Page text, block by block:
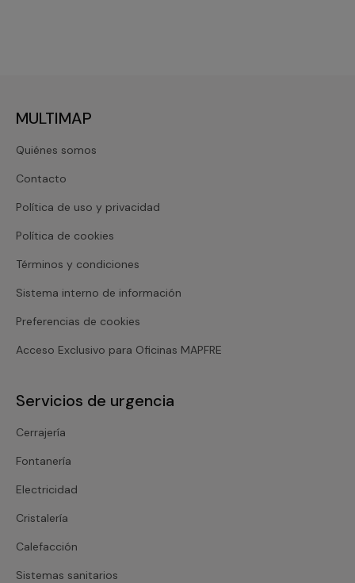
MULTIMAP
Quiénes somos
Contacto
Política de uso y privacidad
Política de cookies
Términos y condiciones
Sistema interno de información
Preferencias de cookies
Acceso Exclusivo para Oficinas MAPFRE
Servicios de urgencia
Cerrajería
Fontanería
Electricidad
Cristalería
Calefacción
Sistemas sanitarios